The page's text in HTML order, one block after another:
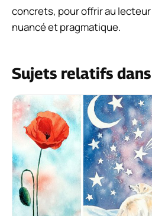
concrets, pour offrir au
nuancé et pragmatique.
Sujets relatifs